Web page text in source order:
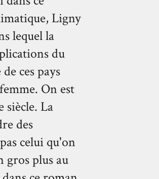
Ligny
lequel la
du
ces pays
On est
siècle. La
des
celui qu'on
plus au